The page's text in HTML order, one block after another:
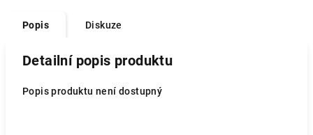
Popis Diskuze
Detailní popis produktu
Popis produktu není dostupný